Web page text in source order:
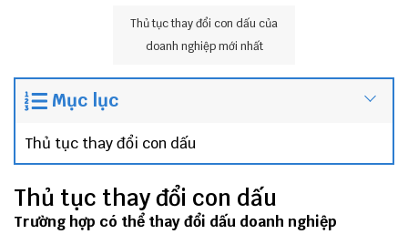
Thủ tục thay đổi con dấu của
doanh nghiệp mới nhất
Mục lục
Thủ tục thay đổi con dấu
Thủ tục thay đổi con dấu
Trường hợp có thể thay đổi dấu doanh nghiệp